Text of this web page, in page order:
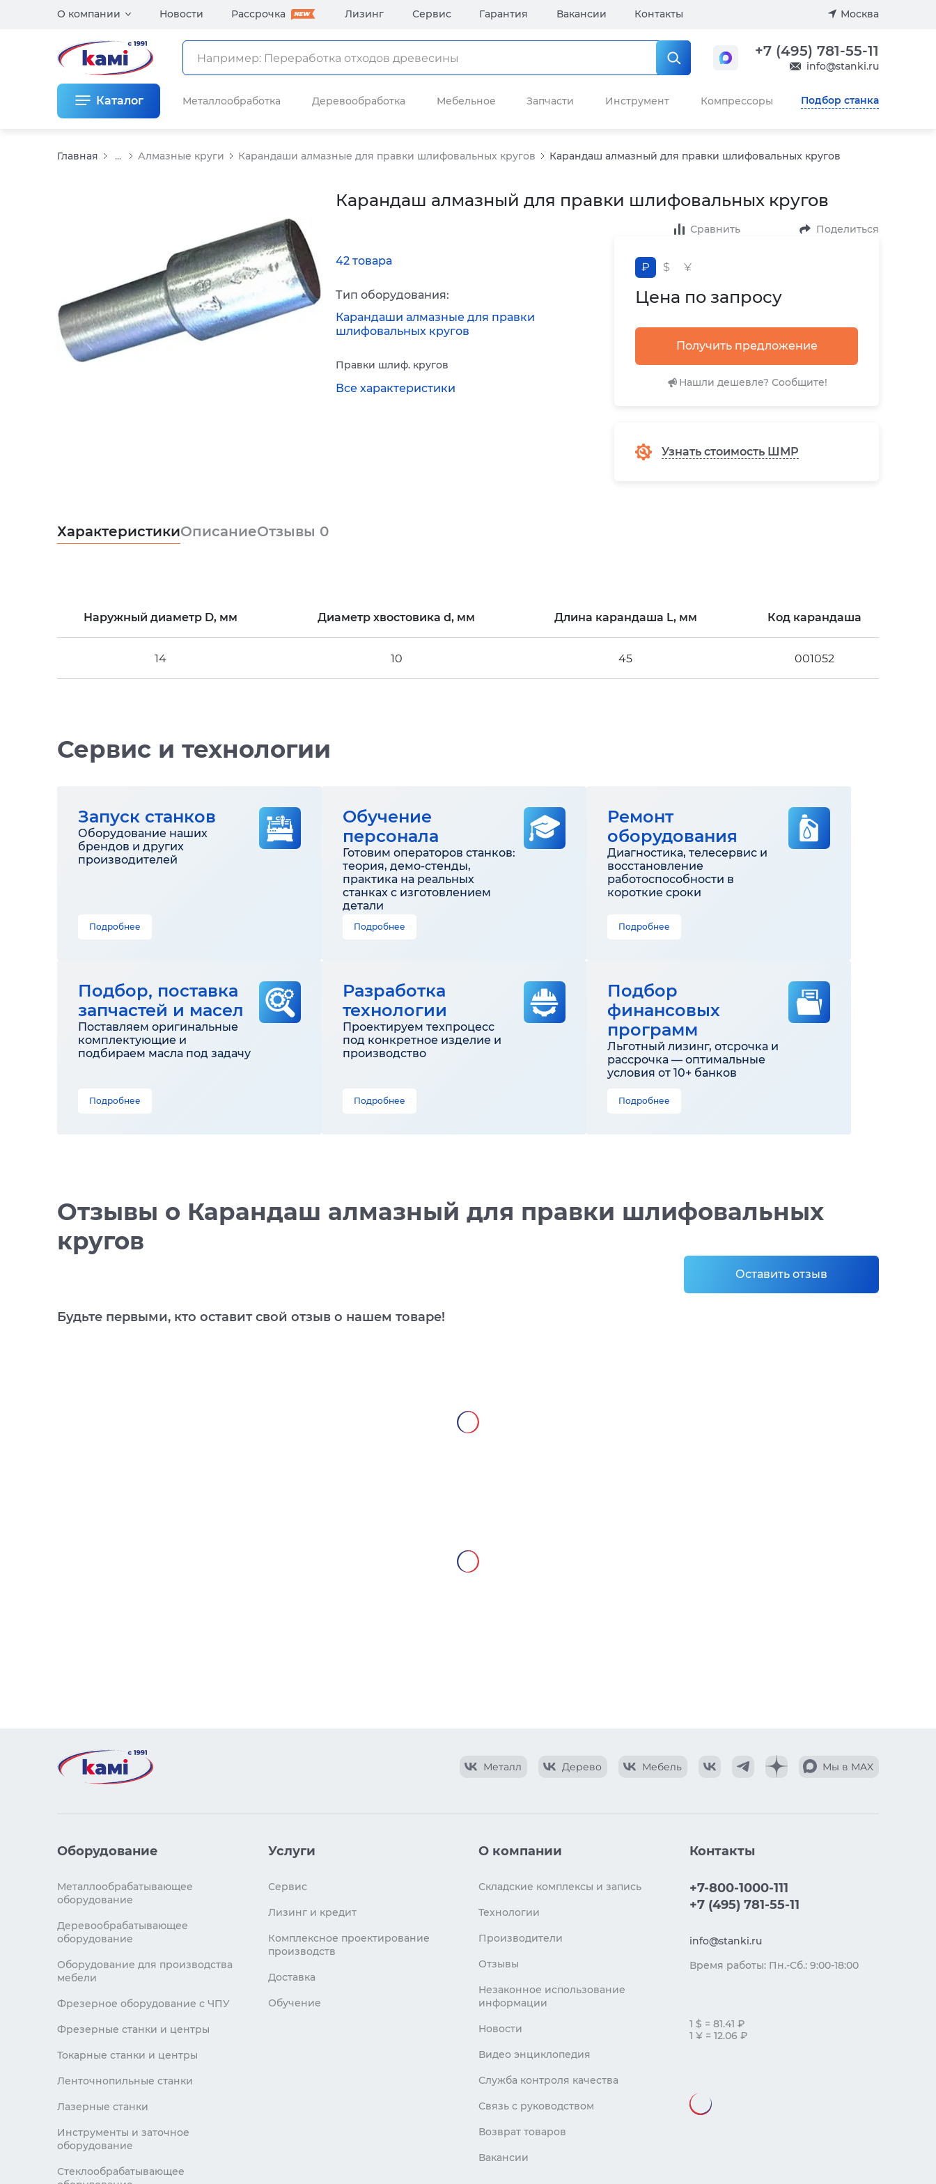
О компании Новости Рассрочка Лизинг Сервис Гарантия Вакансии Контакты Москва
+7 (495) 781-55-11
info@stanki.ru
Каталог Металлообработка Деревообработка Мебельное Запчасти Инструмент Компрессоры Подбор станка
Главная ... Алмазные круги Карандаши алмазные для правки шлифовальных кругов Карандаш алмазный для правки шлифовальных кругов
Карандаш алмазный для правки шлифовальных кругов
Сравнить Поделиться
₽ $ ¥
Цена по запросу
Получить предложение
Нашли дешевле? Сообщите!
Узнать стоимость ШМР
42 товара
Тип оборудования:
Карандаши алмазные для правки
шлифовальных кругов
Правки шлиф. кругов
Все характеристики
ХарактеристикиОписаниеОтзывы 0
Наружный диаметр D, мм Диаметр хвостовика d, мм Длина карандаша L, мм Код карандаша
14 10 45 001052
Сервис и технологии
Запуск станков
Оборудование наших
брендов и других
производителей
Подробнее
Обучение
персонала
Готовим операторов станков:
теория, демо-стенды,
практика на реальных
станках с изготовлением
детали
Подробнее
Ремонт
оборудования
Диагностика, телесервис и
восстановление
работоспособности в
короткие сроки
Подробнее
Подбор, поставка
запчастей и масел
Поставляем оригинальные
комплектующие и
подбираем масла под задачу
Подробнее
Разработка
технологии
Проектируем техпроцесс
под конкретное изделие и
производство
Подробнее
Подбор
финансовых
программ
Льготный лизинг, отсрочка и
рассрочка — оптимальные
условия от 10+ банков
Подробнее
Отзывы о Карандаш алмазный для правки шлифовальных
кругов
Оставить отзыв
Будьте первыми, кто оставит свой отзыв о нашем товаре!
Металл Дерево Мебель Мы в MAX
Оборудование
Металлообрабатывающее
оборудование
Деревообрабатывающее
оборудование
Оборудование для производства
мебели
Фрезерное оборудование с ЧПУ
Фрезерные станки и центры
Токарные станки и центры
Ленточнопильные станки
Лазерные станки
Инструменты и заточное
оборудование
Стеклообрабатывающее
Услуги
Сервис
Лизинг и кредит
Комплексное проектирование
производств
Доставка
Обучение
О компании
Складские комплексы и запись
Технологии
Производители
Отзывы
Незаконное использование
информации
Новости
Видео энциклопедия
Служба контроля качества
Связь с руководством
Возврат товаров
Вакансии
Контакты
+7-800-1000-111
+7 (495) 781-55-11
info@stanki.ru
Время работы: Пн.-Сб.: 9:00-18:00
1 $ = 81.41 ₽
1 ¥ = 12.06 ₽